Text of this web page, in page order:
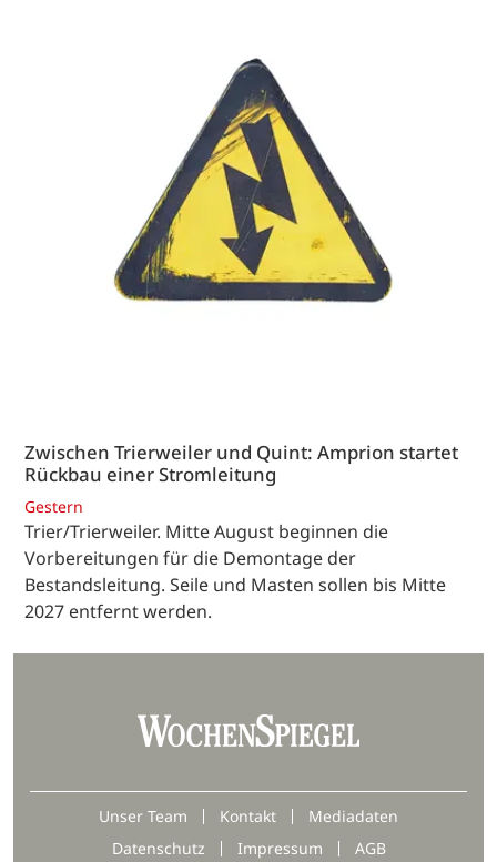
Zwischen Trierweiler und Quint: Amprion startet
Rückbau einer Stromleitung
Gestern
Trier/Trierweiler. Mitte August beginnen die
Vorbereitungen für die Demontage der
Bestandsleitung. Seile und Masten sollen bis Mitte
2027 entfernt werden.
Unser Team Kontakt
Mediadaten
Datenschutz
Impressum AGB